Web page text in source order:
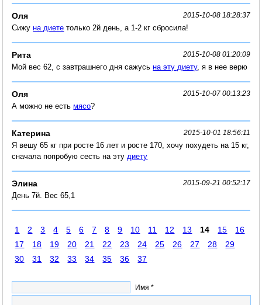
Оля 2015-10-08 18:28:37
Сижуна диете только 2й день, а 1-2 кг сбросила!
Рита 2015-10-08 01:20:09
Мой вес 62, с завтрашнего дня сажусьна эту диету, я в нее верю
Оля 2015-10-07 00:13:23
А можно не естьмясо?
Катерина 2015-10-01 18:56:11
Я вешу 65 кг при росте 16 лет и росте 170, хочу похудеть на 15 кг,
сначала попробую сесть на эту диету
Элина 2015-09-21 00:52:17
День 7й. Вес 65,1
1 2 3 4 5 6 7 8 9 10 11 12 13 14 15
16
17
18 19 20 21 22 23 24 25 26 27 28
29
30
31 32 33 34 35 36 37
Имя *